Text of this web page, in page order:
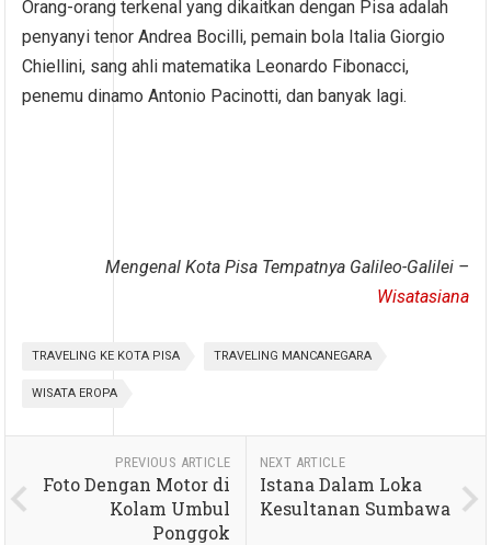
Orang-orang terkenal yang dikaitkan dengan Pisa adalah
penyanyi tenor Andrea Bocilli, pemain bola Italia Giorgio
Chiellini, sang ahli matematika Leonardo Fibonacci,
penemu dinamo Antonio Pacinotti, dan banyak lagi.
Mengenal Kota Pisa Tempatnya Galileo-Galilei –
Wisatasiana
TRAVELING KE KOTA PISA TRAVELING MANCANEGARA
WISATA EROPA
PREVIOUS ARTICLE
Foto Dengan Motor di
Kolam Umbul
Ponggok
NEXT ARTICLE
Istana Dalam Loka
Kesultanan Sumbawa